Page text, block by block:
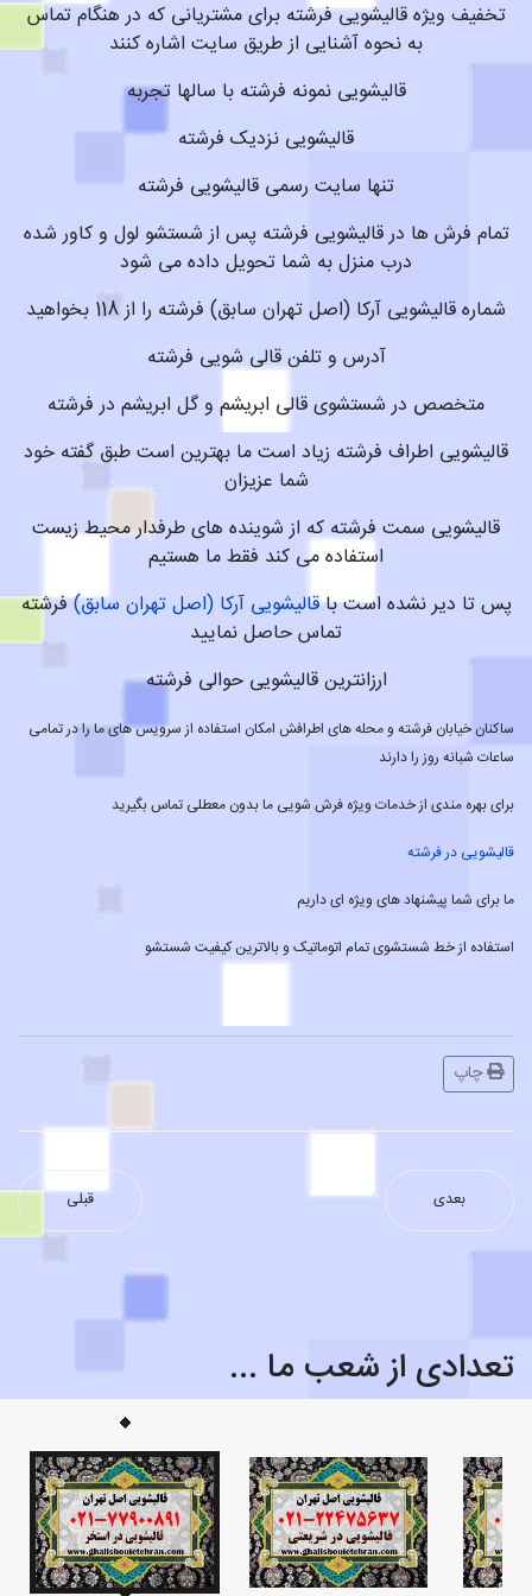
تخفیف ویژه قالیشویی فرشته برای مشتریانی که در هنگام تماس
به نحوه آشنایی از طریق سایت اشاره کنند
قالیشویی نمونه فرشته با سالها تجربه
قالیشویی نزدیک فرشته
تنها سایت رسمی قالیشویی فرشته
تمام فرش ها در قالیشویی فرشته پس از شستشو لول و کاور شده
درب منزل به شما تحویل داده می شود
شماره قالیشویی آرکا (اصل تهران سابق) فرشته را از 118 بخواهید
آدرس و تلفن قالی شویی فرشته
متخصص در شستشوی قالی ابریشم و گل ابریشم در فرشته
قالیشویی اطراف فرشته زیاد است ما بهترین است طبق گفته خود
شما عزیزان
قالیشویی سمت فرشته که از شوینده های طرفدار محیط زیست
استفاده می کند فقط ما هستیم
پس تا دیر نشده است باقالیشویی آرکا (اصل تهران سابق)فرشته
تماس حاصل نمایید
ارزانترین قالیشویی حوالی فرشته
ساکنان خیابان فرشته و محله های اطرافش امکان استفاده از سرویس های ما را در تمامی
ساعات شبانه روز را دارند
برای بهره مندی از خدمات ویژه فرش شویی ما بدون معطلی تماس بگیرید
قالیشویی در فرشته
ما برای شما پیشنهاد های ویژه ای داریم
استفاده از خط شستشوی تمام اتوماتیک و بالاترین کیفیت شستشو
چاپ
قبلی بعدی
تعدادی از شعب ما ...
قالیشویی محدوده میدان سپاه ۶۶۵۳۰۸۸۱
قالیشویی محدوده باغ فیض ۴۴۰۱۴۵۲۴
قالیشویی محدوده کرمان